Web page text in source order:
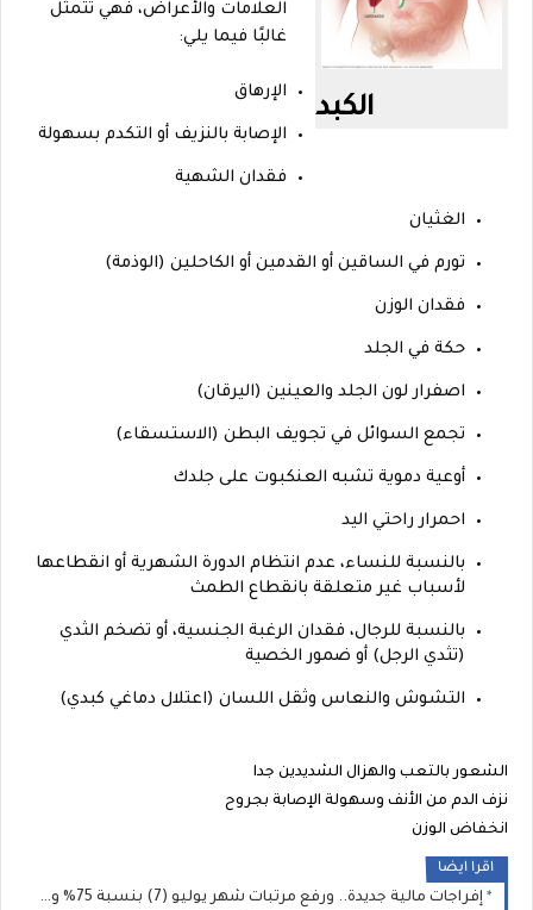
الكبد
الحوار
المنبثق
العلامات والأعراض، فهي تتمثل
غالبًا فيما يلي:
الإرهاق
الإصابة بالنزيف أو التكدم بسهولة
فقدان الشهية
الغثيان
تورم في الساقين أو القدمين أو الكاحلين (الوذمة)
فقدان الوزن
حكة في الجلد
اصفرار لون الجلد والعينين (اليرقان)
تجمع السوائل في تجويف البطن (الاستسقاء)
أوعية دموية تشبه العنكبوت على جلدك
احمرار راحتي اليد
بالنسبة للنساء، عدم انتظام الدورة الشهرية أو انقطاعها
لأسباب غير متعلقة بانقطاع الطمث
بالنسبة للرجال، فقدان الرغبة الجنسية، أو تضخم الثدي
(تثدي الرجل) أو ضمور الخصية
التشوش والنعاس وثقل اللسان (اعتلال دماغي كبدي)
الشعور بالتعب والهزال الشديدين جدا
نزف الدم من الأنف وسهولة الإصابة بجروح
انخفاض الوزن
اقرا ايضا
إفراجات مالية جديدة.. ورفع مرتبات شهر يوليو (7) بنسبة 75% وصرف العلاوة السنوية وتغييرات المسار لعدد من الموظفين